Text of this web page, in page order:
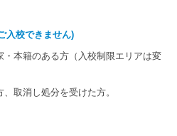
入校できません)
本籍のある方（入校制限エリアは変
取消し処分を受けた方。